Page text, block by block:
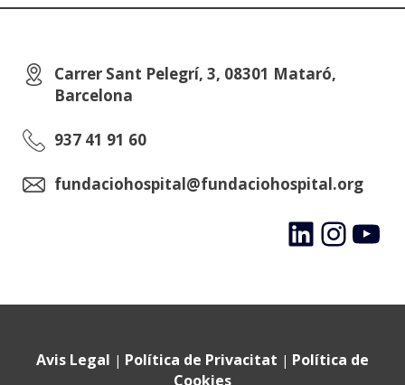
Carrer Sant Pelegrí, 3, 08301 Mataró,
Barcelona
937 41 91 60
fundaciohospital@fundaciohospital.org
LinkedInInstagram
YouTube
Avis Legal | Política de Privacitat | Política de
Cookies